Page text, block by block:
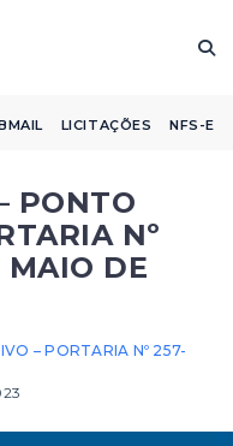
LICITAÇÕES NFS-E
PONTO
Nº
MAIO DE
– PORTARIA Nº 257-